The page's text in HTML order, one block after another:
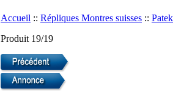
Accueil :: Répliques Montres suisses ::
Produit 19/19